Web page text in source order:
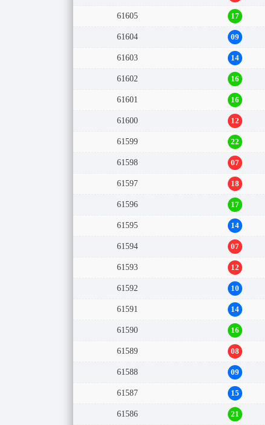
61605 17
61604 09
61603 14
61602 16
61601 16
61600 12
61599 22
61598 07
61597 18
61596 17
61595 14
61594 07
61593 12
61592 10
61591 14
61590 16
61589 08
61588 09
61587 15
61586 21